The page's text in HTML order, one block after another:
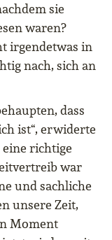
sie
waren?
irgendetwas in
nach, sich an
dass
ist“, erwiderte
eine richtige
war
und sachliche
unsere Zeit,
Moment